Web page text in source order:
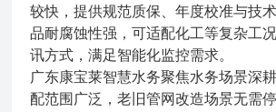
较快，提供规范质保、年度校准与技
品耐腐蚀性强，可适配化工等复杂工
讯方式，满足智能化监控需求。
广东康宝莱智慧水务聚焦水务场景深
配范围广泛，老旧管网改造场景无需